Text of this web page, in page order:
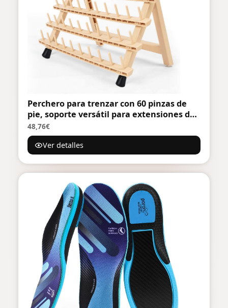
Perchero para trenzar con 60 pinzas de
pie, soporte versátil para extensiones de
pelo con 60 carretes, soporte ergonómico
para estilistas, ahorro de tiempo
(madera)
48,76€
Ver detalles